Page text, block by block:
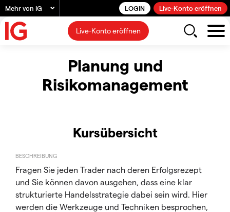
Mehr von IG LOGIN Live-Konto eröffnen
Live-Konto eröffnen
Planung und
Risikomanagement
Kursübersicht
BESCHREIBUNG
Fragen Sie jeden Trader nach deren Erfolgsrezept
und Sie können davon ausgehen, dass eine klar
strukturierte Handelsstrategie dabei sein wird. Hier
werden die Werkzeuge und Techniken besprochen,